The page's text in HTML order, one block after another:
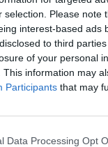
selection. Please note
interest-based ads
to third
of your personal
This information may
Participants that may
Data Processing Opt
anni a
era molto
detto